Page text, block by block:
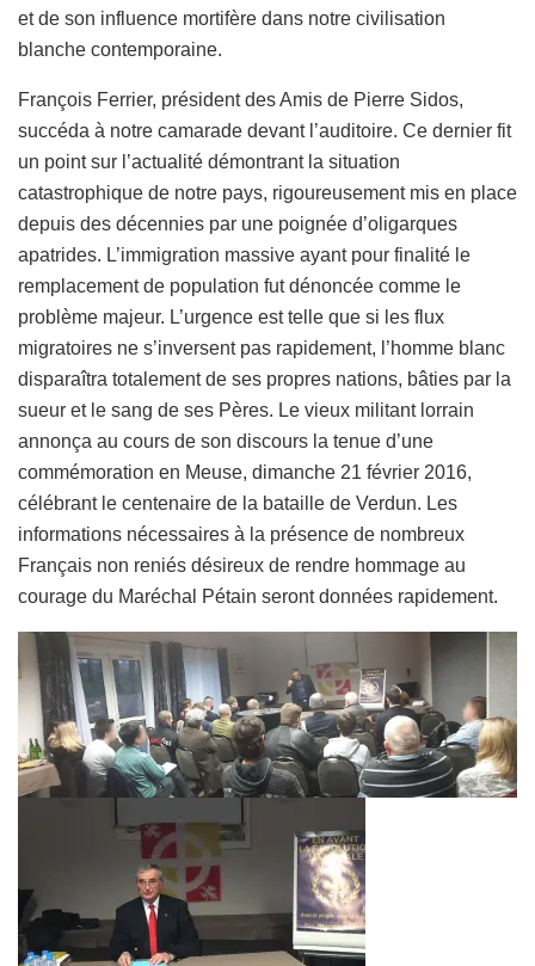
et de son influence mortifère dans notre civilisation
blanche contemporaine.
François Ferrier, président des Amis de Pierre Sidos,
succéda à notre camarade devant l’auditoire. Ce dernier fit
un point sur l’actualité démontrant la situation
catastrophique de notre pays, rigoureusement mis en place
depuis des décennies par une poignée d’oligarques
apatrides. L’immigration massive ayant pour finalité le
remplacement de population fut dénoncée comme le
problème majeur. L’urgence est telle que si les flux
migratoires ne s’inversent pas rapidement, l’homme blanc
disparaîtra totalement de ses propres nations, bâties par la
sueur et le sang de ses Pères. Le vieux militant lorrain
annonça au cours de son discours la tenue d’une
commémoration en Meuse, dimanche 21 février 2016,
célébrant le centenaire de la bataille de Verdun. Les
informations nécessaires à la présence de nombreux
Français non reniés désireux de rendre hommage au
courage du Maréchal Pétain seront données rapidement.